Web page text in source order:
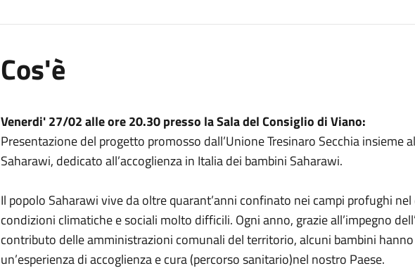
Cos'è
Venerdi' 27/02 alle ore 20.30 presso la Sala del Consiglio di Viano:
Presentazione del progetto promosso dall’Unione Tresinaro Secchia insieme
Saharawi, dedicato all’accoglienza in Italia dei bambini Saharawi.
Il popolo Saharawi vive da oltre quarant’anni confinato nei campi profughi
condizioni climatiche e sociali molto difficili. Ogni anno, grazie all’impegno
contributo delle amministrazioni comunali del territorio, alcuni bambini
un’esperienza di accoglienza e cura (percorso sanitario)nel nostro Paese.